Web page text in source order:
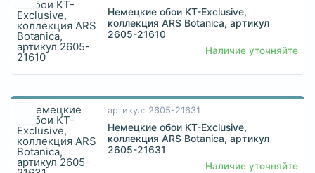
Немецкие обои KT-Exclusive,
коллекция ARS Botanica, артикул
2605-21610
Наличие уточняйте
артикул: 2605-21631
Немецкие обои KT-Exclusive,
коллекция ARS Botanica, артикул
2605-21631
Наличие уточняйте